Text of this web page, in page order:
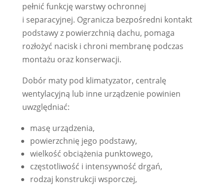
pełnić funkcję warstwy ochronnej
i separacyjnej. Ogranicza bezpośredni kontakt
podstawy z powierzchnią dachu, pomaga
rozłożyć nacisk i chroni membranę podczas
montażu oraz konserwacji.
Dobór maty pod klimatyzator, centralę
wentylacyjną lub inne urządzenie powinien
uwzględniać:
masę urządzenia,
powierzchnię jego podstawy,
wielkość obciążenia punktowego,
częstotliwość i intensywność drgań,
rodzaj konstrukcji wsporczej,